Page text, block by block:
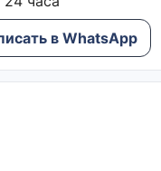
в WhatsApp